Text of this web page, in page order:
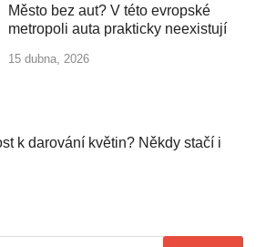
Město bez aut? V této evropské
metropoli auta prakticky neexistují
15 dubna, 2026
k darování květin? Někdy stačí i